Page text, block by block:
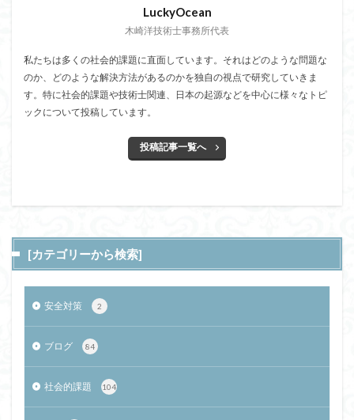
LuckyOcean
木崎洋技術士事務所代表
私たちは多くの社会的課題に直面しています。それはどのような問題な
のか、どのような解決方法があるのかを独自の視点で研究していきま
す。特に社会的課題や技術士関連、日本の起源などを中心に様々なトピ
ックについて投稿しています。
投稿記事一覧へ
[カテゴリーから検索]
安全対策 2
ブログ 84
社会的課題 104